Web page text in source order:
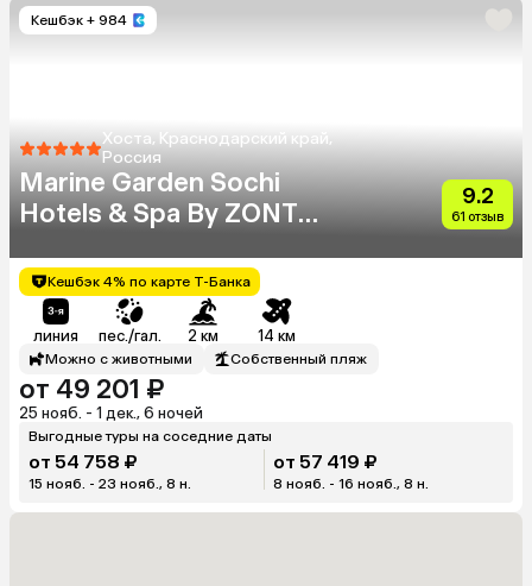
Кешбэк + 984
Хоста, Краснодарский край,
Россия
Marine Garden Sochi
Hotels & Spa By ZONT
9.2
61 отзыв
Кешбэк 4% по карте Т-Банка
линия пес./гал. 2 км 14 км
Можно с животными Собственный пляж
от 49 201 ₽
25 нояб. - 1 дек., 6 ночей
Выгодные туры на соседние даты
от 54 758 ₽
15 нояб. - 23 нояб., 8 н.
от 57 419 ₽
8 нояб. - 16 нояб., 8 н.